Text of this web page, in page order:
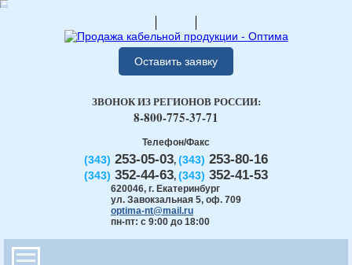
Оставить заявку
Телефон/Факс
(343) 253-05-03, (343) 253-80-16
(343) 352-44-63, (343) 352-41-53
620046, г. Екатеринбург
ул. Завокзальная 5, оф. 709
optima-nt@mail.ru
пн-пт: с 9:00 до 18:00
ЗВОНОК ИЗ РЕГИОНОВ РОССИИ:
8-800-775-37-71